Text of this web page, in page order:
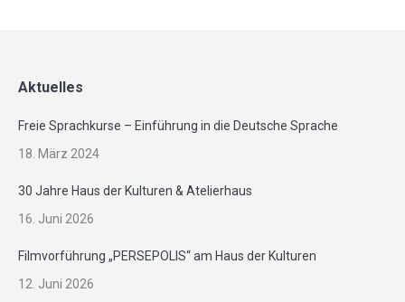
Aktuelles
Freie Sprachkurse – Einführung in die Deutsche Sprache
18. März 2024
30 Jahre Haus der Kulturen & Atelierhaus
16. Juni 2026
Filmvorführung „PERSEPOLIS“ am Haus der Kulturen
12. Juni 2026